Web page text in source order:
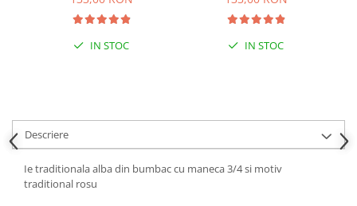
IN STOC IN STOC
Descriere
Ie traditionala alba din bumbac cu maneca 3/4 si motiv
traditional rosu